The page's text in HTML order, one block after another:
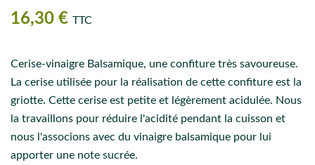
16,30 € TTC
Cerise-vinaigre Balsamique, une confiture très savoureuse.
La cerise utilisée pour la réalisation de cette confiture est la
griotte. Cette cerise est petite et légèrement acidulée. Nous
la travaillons pour réduire l'acidité pendant la cuisson et
nous l'associons avec du vinaigre balsamique pour lui
apporter une note sucrée.